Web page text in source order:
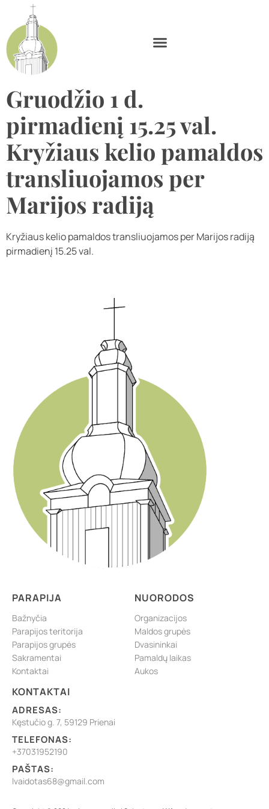
Gruodžio 1 d.
pirmadienį 15.25 val.
Kryžiaus kelio pamaldos
transliuojamos per
Marijos radiją
Kryžiaus kelio pamaldos transliuojamos per Marijos radiją
pirmadienį 15.25 val.
PARAPIJA
Bažnyčia
Parapijos teritorija
Parapijos grupės
Sakramentai
Kontaktai
NUORODOS
Organizacijos
Maldos grupės
Dvasininkai
Pamaldų laikas
Aukos
KONTAKTAI
ADRESAS:
Kęstučio g. 7, 59129 Prienai
TELEFONAS:
+37031952190
PAŠTAS:
lvaidotas68@gmail.com